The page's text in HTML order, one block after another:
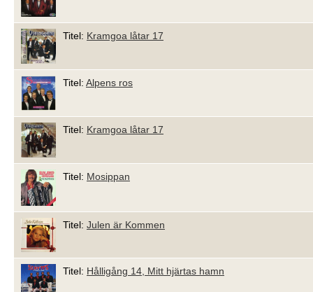
Titel: Kramgoa låtar 17
Titel: Alpens ros
Titel: Kramgoa låtar 17
Titel: Mosippan
Titel: Julen är Kommen
Titel: Hålligång 14, Mitt hjärtas hamn